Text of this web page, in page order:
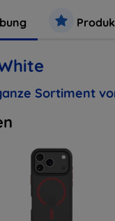
Sortiment